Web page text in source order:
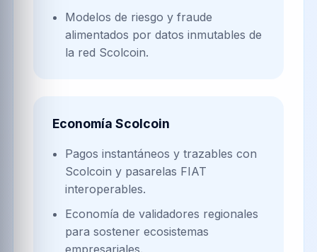
Modelos de riesgo y fraude
alimentados por datos inmutables de
la red Scolcoin.
Economía Scolcoin
Pagos instantáneos y trazables con
Scolcoin y pasarelas FIAT
interoperables.
Economía de validadores regionales
para sostener ecosistemas